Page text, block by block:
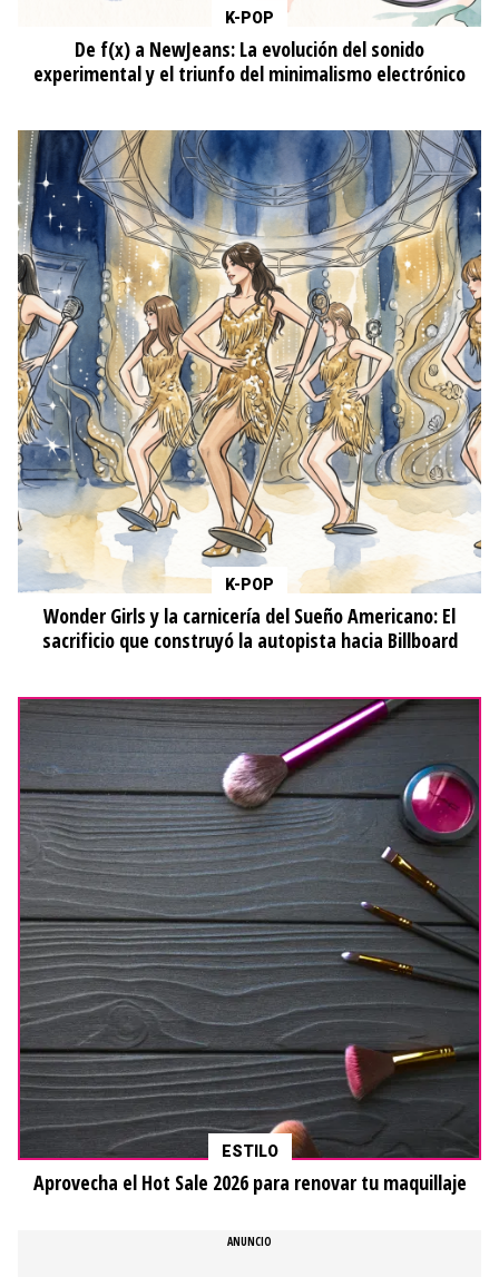
K-POP
De f(x) a NewJeans: La evolución del sonido
experimental y el triunfo del minimalismo electrónico
K-POP
Wonder Girls y la carnicería del Sueño Americano: El
sacrificio que construyó la autopista hacia Billboard
ESTILO
Aprovecha el Hot Sale 2026 para renovar tu maquillaje